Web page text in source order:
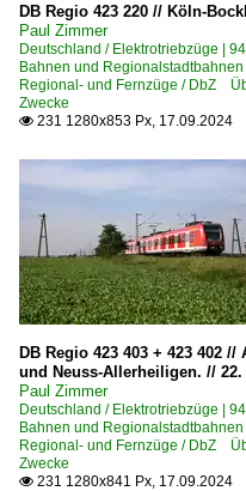
DB Regio 423 220 // Köln-
Paul Zimmer
Deutschland / Elektrotriebzüge |
Bahnen und
Regional- und Fernzüge / DbZ
Zwecke
 231 1280x853 Px, 17.09.2024
DB Regio 423 403 + 423 402
und Neuss-Allerheiligen. // 22.
Paul Zimmer
Deutschland / Elektrotriebzüge |
Bahnen und
Regional- und Fernzüge / DbZ
Zwecke
 231 1280x841 Px, 17.09.2024